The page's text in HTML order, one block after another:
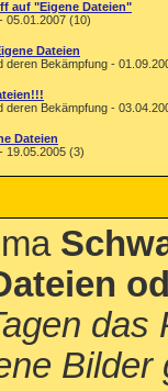
auf "Eigene Dateien"
05.01.2007 (10)
Dateien
deren Bekämpfung -
deren Bekämpfung -
Dateien
19.05.2005 (3)
das
Bilder